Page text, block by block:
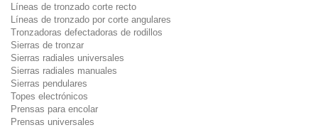
Líneas de tronzado corte recto
Líneas de tronzado por corte angulares
Tronzadoras defectadoras de rodillos
Sierras de tronzar
Sierras radiales universales
Sierras radiales manuales
Sierras pendulares
Topes electrónicos
Prensas para encolar
Prensas universales